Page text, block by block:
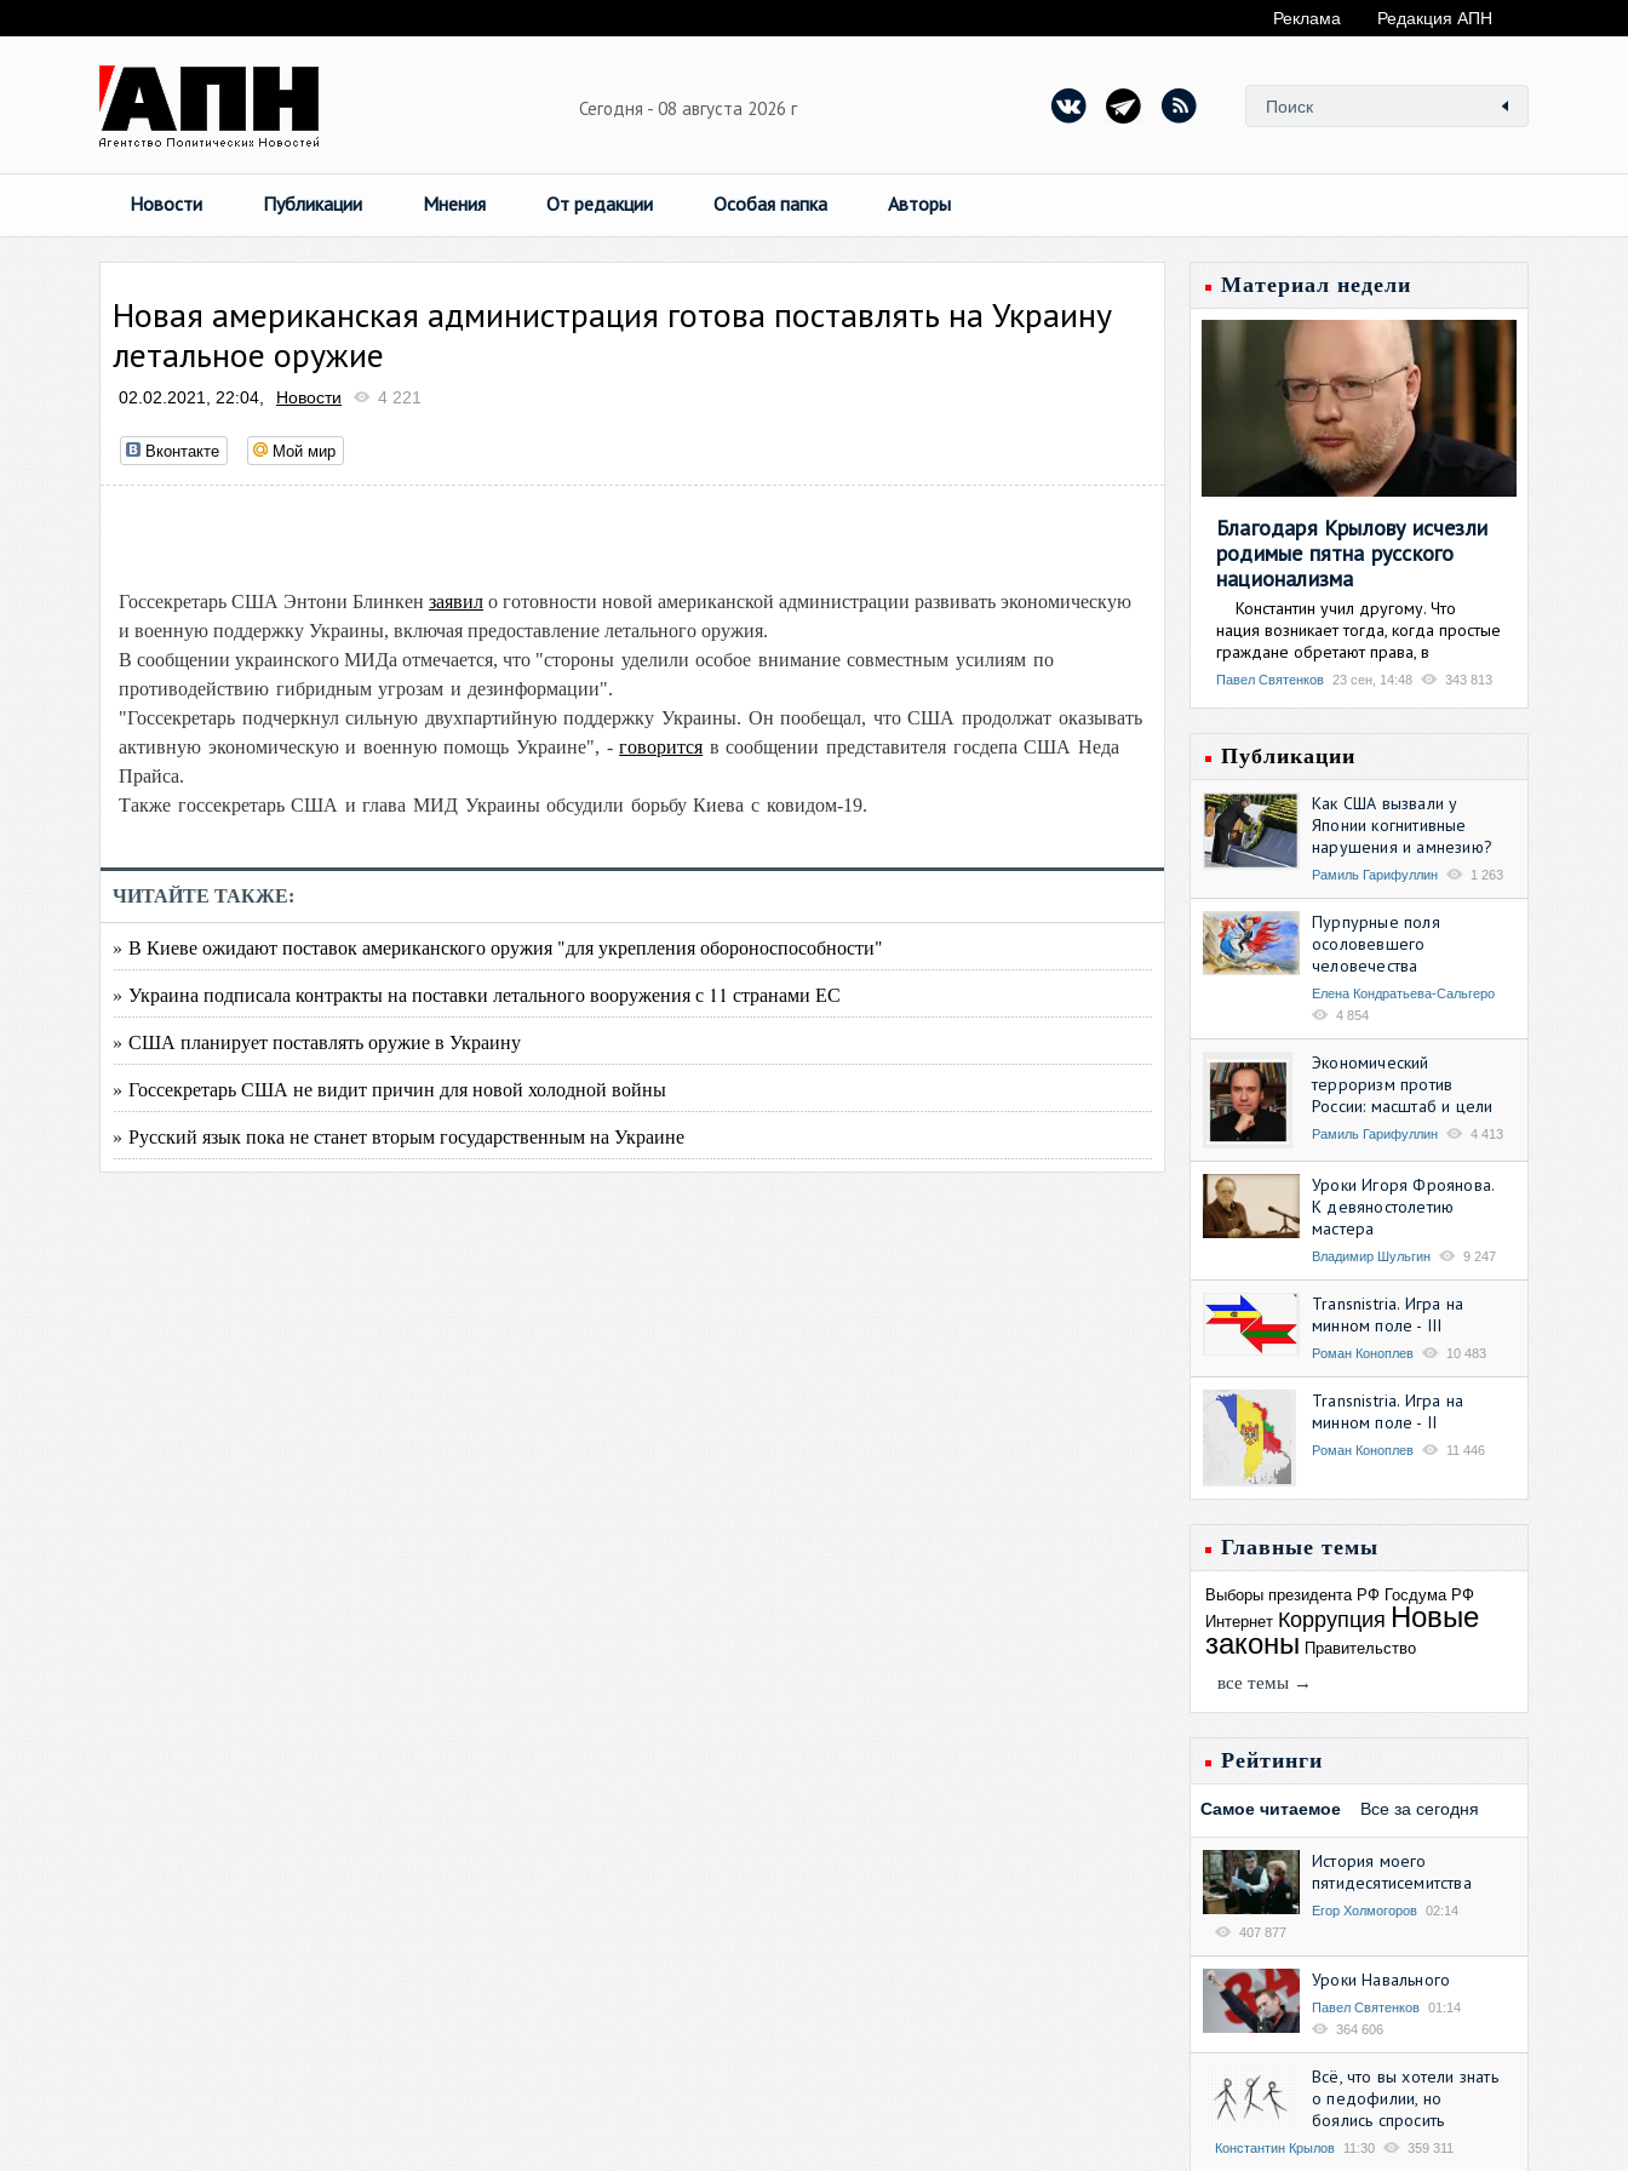
Реклама Редакция АПН
Сегодня - 08 августа 2026 г
Новости Публикации Мнения От редакции Особая папка Авторы
Новая американская администрация готова поставлять на Украину
летальное оружие
02.02.2021, 22:04, Новости 4 221
Вконтакте Мой мир
Госсекретарь США Энтони Блинкен заявил о готовности новой американской администрации развивать экономическую
и военную поддержку Украины, включая предоставление летального оружия.
В сообщении украинского МИДа отмечается, что "стороны уделили особое внимание совместным усилиям по
противодействию гибридным угрозам и дезинформации".
"Госсекретарь подчеркнул сильную двухпартийную поддержку Украины. Он пообещал, что США продолжат оказывать
активную экономическую и военную помощь Украине", -говорится в сообщении представителя госдепа США Неда
Прайса.
Также госсекретарь США и глава МИД Украины обсудили борьбу Киева с ковидом-19.
ЧИТАЙТЕ ТАКЖЕ:
» В Киеве ожидают поставок американского оружия "для укрепления обороноспособности"
» Украина подписала контракты на поставки летального вооружения с 11 странами ЕС
» США планирует поставлять оружие в Украину
» Госсекретарь США не видит причин для новой холодной войны
» Русский язык пока не станет вторым государственным на Украине
Материал недели
Благодаря Крылову исчезли
родимые пятна русского
национализма
Константин учил другому. Что
нация возникает тогда, когда простые
граждане обретают права, в
Павел Святенков 23 сен, 14:48 343 813
Публикации
Как США вызвали у
Японии когнитивные
нарушения и амнезию?
Рамиль Гарифуллин 1 263
Пурпурные поля
осоловевшего
человечества
Елена Кондратьева-Сальгеро
4 854
Экономический
терроризм против
России: масштаб и цели
Рамиль Гарифуллин 4 413
Уроки Игоря Фроянова.
К девяностолетию
мастера
Владимир Шульгин 9 247
Transnistria. Игра на
минном поле - III
Роман Коноплев 10 483
Transnistria. Игра на
минном поле - II
Роман Коноплев 11 446
Главные темы
Выборы президента РФ Госдума РФ
Интернет Коррупция Новые
законы Правительство
все темы →
Рейтинги
Самое читаемое Все за сегодня
История моего
пятидесятисемитства
Егор Холмогоров 02:14
407 877
Уроки Навального
Павел Святенков 01:14
364 606
Всё, что вы хотели знать
о педофилии, но
боялись спросить
Константин Крылов 11:30 359 311